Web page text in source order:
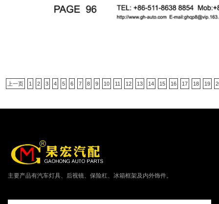
上一页 1 2 3 4 5 6 7 8 9 10 11 12 13 14 15 16 17 18 19
主要产品有汽车灯具、后视镜、保险杠、冰箱框架及内外饰件。